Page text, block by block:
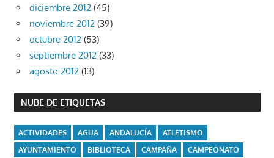
diciembre 2012 (45)
noviembre 2012 (39)
octubre 2012 (53)
septiembre 2012 (33)
agosto 2012 (13)
NUBE DE ETIQUETAS
ACTIVIDADES AGUA ANDALUCÍA
ATLETISMO
AYUNTAMIENTO
BIBLIOTECA CAMPAÑA
CAMPEONATO